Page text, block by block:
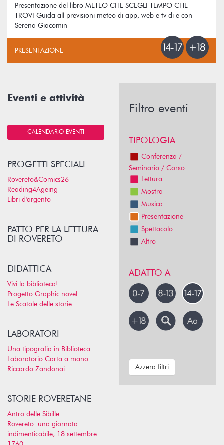
Presentazione del libro METEO CHE SCEGLI TEMPO CHE
TROVI Guida all previsioni meteo di app, web e tv di e con
Serena Giacomin
PRESENTAZIONE
Eventi e attività
CALENDARIO EVENTI
PROGETTI SPECIALI
Rovereto&Comics26
Reading4Ageing
Libri d'argento
PATTO PER LA LETTURA
DI ROVERETO
DIDATTICA
Vivi la biblioteca!
Progetto Graphic novel
Le Scatole delle storie
LABORATORI
Una tipografia in Biblioteca
Laboratorio Carta a mano
Riccardo Zandonai
STORIE ROVERETANE
Antro delle Sibille
Rovereto: una giornata
indimenticabile, 18 settembre
Filtro eventi
TIPOLOGIA
Conferenza /
Seminario / Corso
Lettura
Mostra
Musica
Presentazione
Spettacolo
Altro
ADATTO A
Azzera filtri